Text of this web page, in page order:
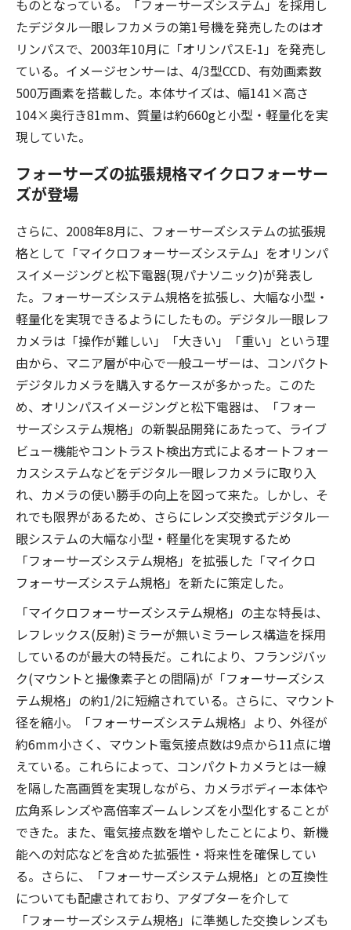
ものとなっている。「フォーサーズシステム」を採用し
たデジタル一眼レフカメラの第1号機を発売したのはオ
リンパスで、2003年10月に「オリンパスE-1」を発売し
ている。イメージセンサーは、4/3型CCD、有効画素数
500万画素を搭載した。本体サイズは、幅141×高さ
104×奥行き81mm、質量は約660gと小型・軽量化を実
現していた。
フォーサーズの拡張規格マイクロフォーサー
ズが登場
さらに、2008年8月に、フォーサーズシステムの拡張規
格として「マイクロフォーサーズシステム」をオリンパ
スイメージングと松下電器(現パナソニック)が発表し
た。フォーサーズシステム規格を拡張し、大幅な小型・
軽量化を実現できるようにしたもの。デジタル一眼レフ
カメラは「操作が難しい」「大きい」「重い」という理
由から、マニア層が中心で一般ユーザーは、コンパクト
デジタルカメラを購入するケースが多かった。このた
め、オリンパスイメージングと松下電器は、「フォー
サーズシステム規格」の新製品開発にあたって、ライブ
ビュー機能やコントラスト検出方式によるオートフォー
カスシステムなどをデジタル一眼レフカメラに取り入
れ、カメラの使い勝手の向上を図って来た。しかし、そ
れでも限界があるため、さらにレンズ交換式デジタル一
眼システムの大幅な小型・軽量化を実現するため
「フォーサーズシステム規格」を拡張した「マイクロ
フォーサーズシステム規格」を新たに策定した。
「マイクロフォーサーズシステム規格」の主な特長は、
レフレックス(反射)ミラーが無いミラーレス構造を採用
しているのが最大の特長だ。これにより、フランジバッ
ク(マウントと撮像素子との間隔)が「フォーサーズシス
テム規格」の約1/2に短縮されている。さらに、マウント
径を縮小。「フォーサーズシステム規格」より、外径が
約6mm小さく、マウント電気接点数は9点から11点に増
えている。これらによって、コンパクトカメラとは一線
を隔した高画質を実現しながら、カメラボディー本体や
広角系レンズや高倍率ズームレンズを小型化することが
できた。また、電気接点数を増やしたことにより、新機
能への対応などを含めた拡張性・将来性を確保してい
る。さらに、「フォーサーズシステム規格」との互換性
についても配慮されており、アダプターを介して
「フォーサーズシステム規格」に準拠した交換レンズも